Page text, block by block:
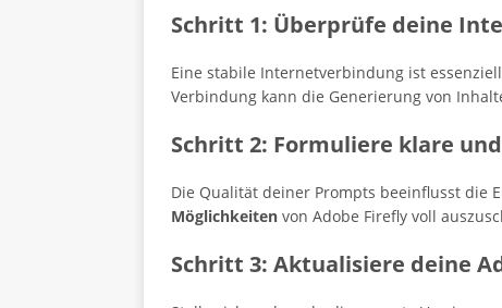
Schritt 1: Überprüfe deine
Eine stabile Internetverbindung ist
Verbindung kann die Generierung von
Schritt 2: Formuliere klare
Die Qualität deiner Prompts beeinflusst die
Möglichkeiten von Adobe Firefly voll
Schritt 3: Aktualisiere deine